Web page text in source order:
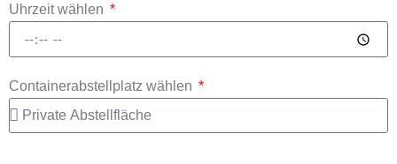
Uhrzeit wählen
Containerabstellplatz wählen